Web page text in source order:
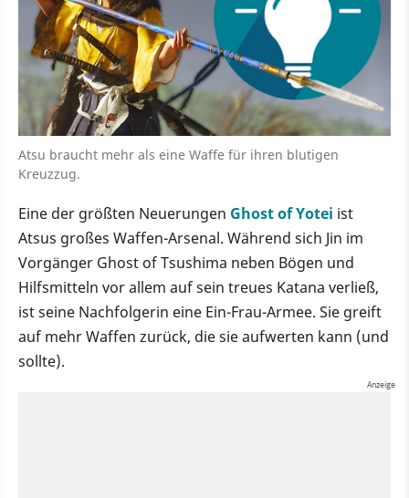
Atsu braucht mehr als eine Waffe für ihren blutigen
Kreuzzug.
Eine der größten Neuerungen Ghost of Yotei ist
Atsus großes Waffen-Arsenal. Während sich Jin im
Vorgänger Ghost of Tsushima neben Bögen und
Hilfsmitteln vor allem auf sein treues Katana verließ,
ist seine Nachfolgerin eine Ein-Frau-Armee. Sie greift
auf mehr Waffen zurück, die sie aufwerten kann (und
sollte).